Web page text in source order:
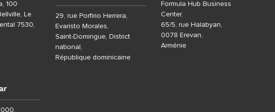
100
Le
7530,
29, rue Porfirio Herrera,
Evaristo Morales,
Saint-Domingue, District
national,
République dominicaine
Formula Hub Business
Center,
65/5, rue Halabyan,
0078 Erevan,
Arménie